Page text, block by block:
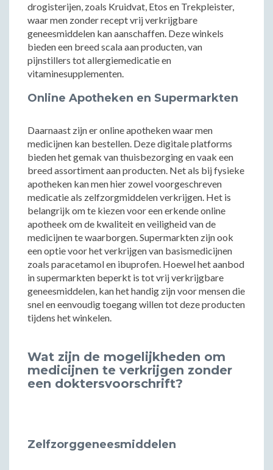
drogisterijen, zoals Kruidvat, Etos en Trekpleister,
waar men zonder recept vrij verkrijgbare
geneesmiddelen kan aanschaffen. Deze winkels
bieden een breed scala aan producten, van
pijnstillers tot allergiemedicatie en
vitaminesupplementen.
Online Apotheken en Supermarkten
Daarnaast zijn er online apotheken waar men
medicijnen kan bestellen. Deze digitale platforms
bieden het gemak van thuisbezorging en vaak een
breed assortiment aan producten. Net als bij fysieke
apotheken kan men hier zowel voorgeschreven
medicatie als zelfzorgmiddelen verkrijgen. Het is
belangrijk om te kiezen voor een erkende online
apotheek om de kwaliteit en veiligheid van de
medicijnen te waarborgen. Supermarkten zijn ook
een optie voor het verkrijgen van basismedicijnen
zoals paracetamol en ibuprofen. Hoewel het aanbod
in supermarkten beperkt is tot vrij verkrijgbare
geneesmiddelen, kan het handig zijn voor mensen die
snel en eenvoudig toegang willen tot deze producten
tijdens het winkelen.
Wat zijn de mogelijkheden om
medicijnen te verkrijgen zonder
een doktersvoorschrift?
Zelfzorggeneesmiddelen